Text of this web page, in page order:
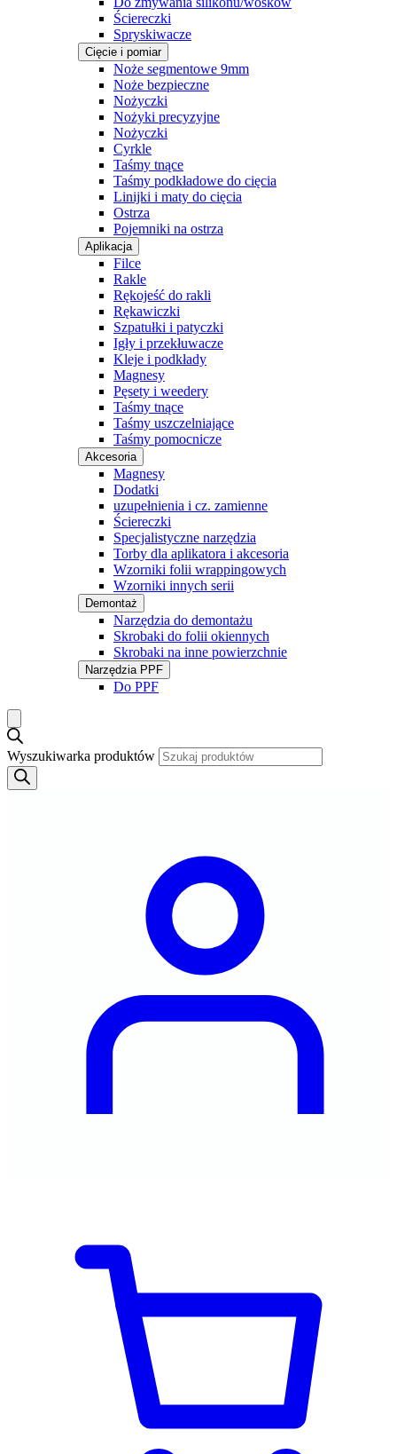
Ściereczki
Spryskiwacze
Cięcie i pomiar
Noże segmentowe 9mm
Noże bezpieczne
Nożyczki
Nożyki precyzyjne
Nożyczki
Cyrkle
Taśmy tnące
Taśmy podkładowe do cięcia
Linijki i maty do cięcia
Ostrza
Pojemniki na ostrza
Aplikacja
Filce
Rakle
Rękojeść do rakli
Rękawiczki
Szpatułki i patyczki
Igły i przekłuwacze
Kleje i podkłady
Magnesy
Pęsety i weedery
Taśmy tnące
Taśmy uszczelniające
Taśmy pomocnicze
Akcesoria
Magnesy
Dodatki
uzupełnienia i cz. zamienne
Ściereczki
Specjalistyczne narzędzia
Torby dla aplikatora i akcesoria
Wzorniki folii wrappingowych
Wzorniki innych serii
Demontaż
Narzędzia do demontażu
Skrobaki do folii okiennych
Skrobaki na inne powierzchnie
Narzędzia PPF
Do PPF
Wyszukiwarka produktów